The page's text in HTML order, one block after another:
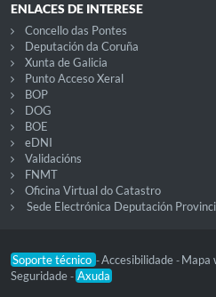
ENLACES DE INTERESE
Concello das Pontes
Deputación da Coruña
Xunta de Galicia
Punto Acceso Xeral
BOP
DOG
BOE
eDNI
Validacións
FNMT
Oficina Virtual do Catastro
Sede Electrónica Deputación
Soporte técnico -Accesibilidade - Mapa
Seguridade - Axuda